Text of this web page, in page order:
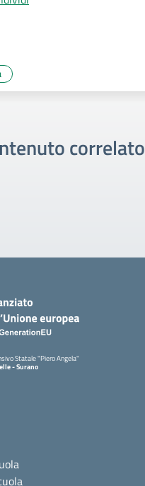
correlato
Statale "Piero Angela"
- Surano